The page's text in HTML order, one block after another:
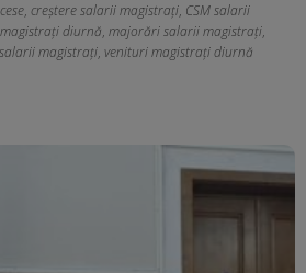
, creștere salarii magistrați, CSM salarii
magistrați diurnă, majorări salarii magistrați,
salarii magistrați, venituri magistrați diurnă